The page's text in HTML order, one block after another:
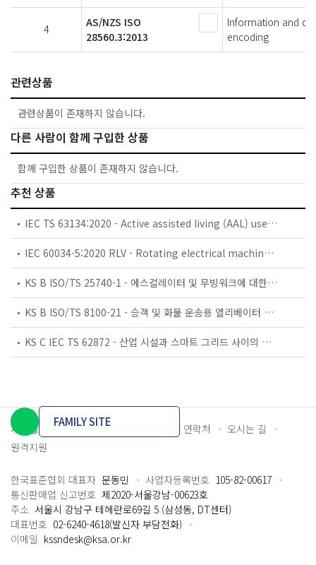
4
AS/NZS ISO
28560.3:2013
Information and
encoding
관련상품
관련상품이 존재하지 않습니다.
다른 사람이 함께 구입한 상품
함께 구입한 상품이 존재하지 않습니다.
추천 상품
IEC TS 63134:2020 - Active assisted living (AAL) use cases
IEC 60034-5:2020 RLV - Rotating electrical machines - Part 5: Degrees of protection provided by the integral design of rotating electrical machines (IP code) - Classification
KS B ISO/TS 25740-1 - 에스컬레이터 및 무빙워크에 대한 안전요건 — 제1부: 세계공통 필수 안전요건(GESRs)
KS B ISO/TS 8100-21 - 승객 및 화물 운송용 엘리베이터 —제21부: 세계공통 필수안전요건(GESRs)을 충족하는 세계공통 안전 파라미터(GSPs)
KS C IEC TS 62872 - 산업 시설과 스마트 그리드 사이의 산업 공정 측정, 제어 및 자동화 시스템 인터페이스
개인정보처리방침 이용약관 담당자 연락처
오시는 길
원격지원
FAMILY SITE
한국표준협회 대표자 문동민 사업자등록번호 105-82-00617
통신판매업 신고번호 제2020-서울강남-00623호
주소 서울시 강남구 테헤란로69길 5 (삼성동, DT센터)
대표번호 02-6240-4618(발신자 부담전화)
이메일 kssndesk@ksa.or.kr